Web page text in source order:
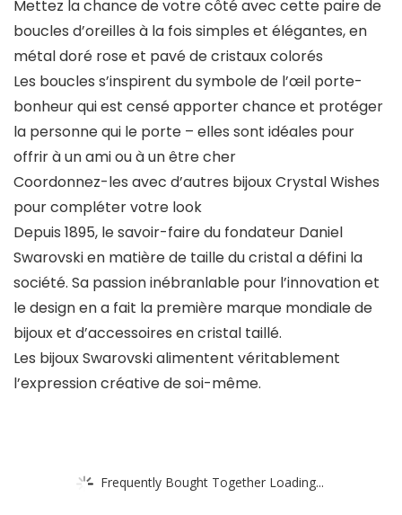
Mettez la chance de votre côté avec cette paire de
boucles d’oreilles à la fois simples et élégantes, en
métal doré rose et pavé de cristaux colorés
Les boucles s’inspirent du symbole de l’œil porte-
bonheur qui est censé apporter chance et protéger
la personne qui le porte – elles sont idéales pour
offrir à un ami ou à un être cher
Coordonnez-les avec d’autres bijoux Crystal Wishes
pour compléter votre look
Depuis 1895, le savoir-faire du fondateur Daniel
Swarovski en matière de taille du cristal a défini la
société. Sa passion inébranlable pour l’innovation et
le design en a fait la première marque mondiale de
bijoux et d’accessoires en cristal taillé.
Les bijoux Swarovski alimentent véritablement
l’expression créative de soi-même.
Frequently Bought Together Loading...